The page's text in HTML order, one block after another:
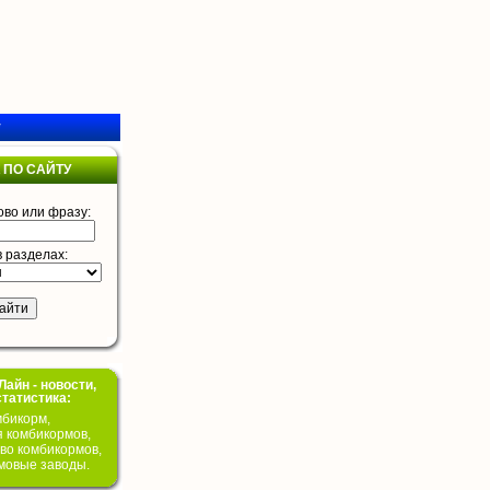
САЙТУ
или фразу:
разделах:
- новости,
комбикормов,
комбикормов,
заводы.